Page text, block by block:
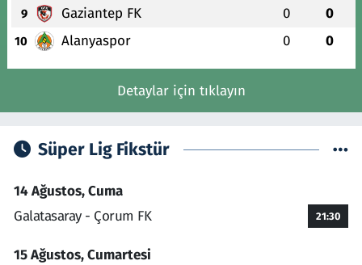
9 Gaziantep FK 0 0
10 Alanyaspor 0 0
Detaylar için tıklayın
Süper Lig Fikstür
14 Ağustos, Cuma
Galatasaray - Çorum FK
21:30
15 Ağustos, Cumartesi